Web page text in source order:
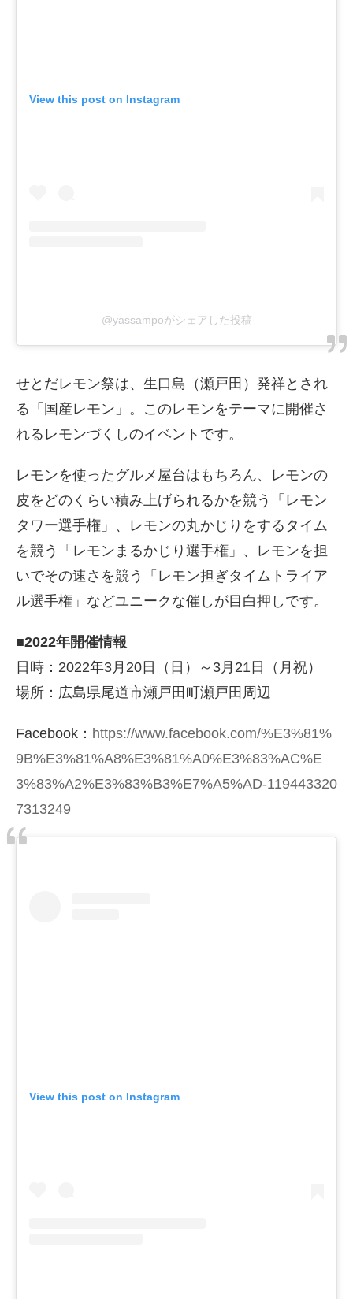
View this post on Instagram
@yassampoがシェアした投稿
せとだレモン祭は、生口島（瀬戸田）発祥とされ
る「国産レモン」。このレモンをテーマに開催さ
れるレモンづくしのイベントです。
レモンを使ったグルメ屋台はもちろん、レモンの
皮をどのくらい積み上げられるかを競う「レモン
タワー選手権」、レモンの丸かじりをするタイム
を競う「レモンまるかじり選手権」、レモンを担
いでその速さを競う「レモン担ぎタイムトライア
ル選手権」などユニークな催しが目白押しです。
■2022年開催情報
日時：2022年3月20日（日）～3月21日（月祝）
場所：広島県尾道市瀬戸田町瀬戸田周辺
Facebook： https://www.facebook.com/%E3%81%
9B%E3%81%A8%E3%81%A0%E3%83%AC%E
3%83%A2%E3%83%B3%E7%A5%AD-119443320
7313249
View this post on Instagram